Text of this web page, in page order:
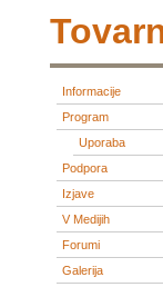
Informacije
Program
Uporaba
Podpora
Izjave
V Medijih
Forumi
Galerija